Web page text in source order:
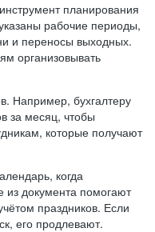
планирования
рабочие периоды,
и переносы выходных.
организовывать
Например, бухгалтеру
за месяц, чтобы
которые получают
когда
из документа помогают
праздников. Если
его продлевают.